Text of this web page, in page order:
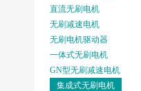
直流无刷电机
无刷减速电机
无刷电机驱动器
一体式无刷电机
GN型无刷减速电机
集成式无刷电机